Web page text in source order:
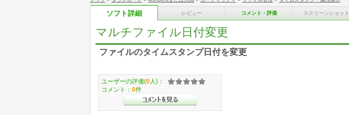
ソフト詳細 レビュー コメント・評価 スクリーンショット
マルチファイル日付変更
ファイルのタイムスタンプ日付を変更
ユーザーの評価(0 人)：
コメント： 0件